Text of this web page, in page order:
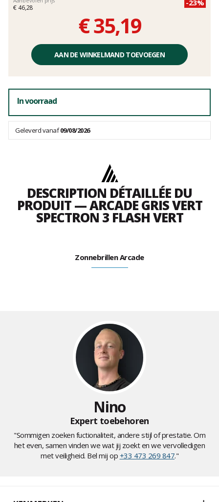
€ 46,28
-23%
€ 35,19
Éénheidsprijs,
AAN DE WINKELMAND TOEVOEGEN
In voorraad
Geleverd vanaf09/08/2026
DESCRIPTION DÉTAILLÉE DU
PRODUIT — ARCADE GRIS VERT
SPECTRON 3 FLASH VERT
Zonnebrillen Arcade
Nino
Expert toebehoren
"Sommigen zoeken fuctionaliteit, andere stijl of prestatie. Om
het even, samen vinden we wat jij zoekt en we vervolledigen
met veiligheid. Bel mij op +33 473 269 847."